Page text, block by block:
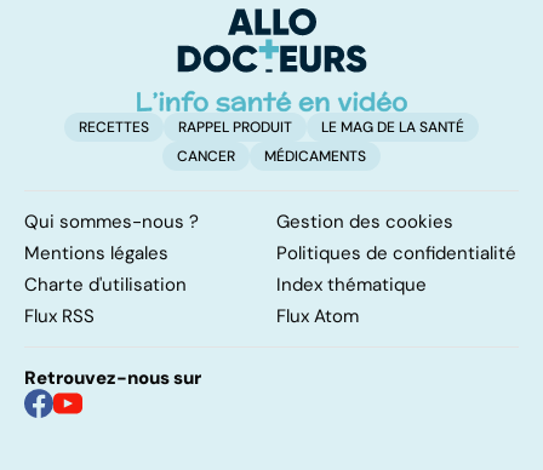
surrénales ?
RECETTES RAPPEL PRODUIT
LE MAG DE LA SANTÉ
CANCER
MÉDICAMENTS
Qui sommes-nous ?
Gestion des cookies
Mentions légales
Politiques de confidentialité
Charte d'utilisation
Index thématique
Flux RSS
Flux Atom
Retrouvez-nous sur